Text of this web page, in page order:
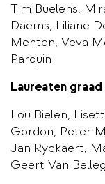
Tim Buelens,
Daems, Liliane
Menten, Veva
Parquin
Laureaten
Lou Bielen,
Gordon, Peter
Jan Ryckaert,
Geert Van